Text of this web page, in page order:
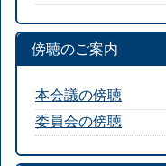
傍聴のご案内
本会議の傍聴
委員会の傍聴